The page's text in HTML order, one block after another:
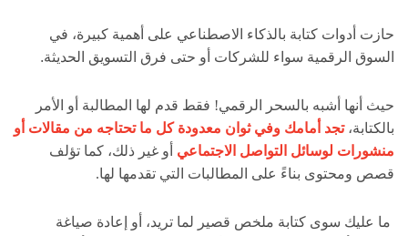
حازت أدوات كتابة بالذكاء الاصطناعي على أهمية كبيرة، في
السوق الرقمية سواء للشركات أو حتى فرق التسويق الحديثة.
حيث أنها أشبه بالسحر الرقمي! فقط قدم لها المطالبة أو الأمر
بالكتابة،تجد أمامك وفي ثوان معدودة كل ما تحتاجه من مقالات أو
منشورات لوسائل التواصل الاجتماعي أو غير ذلك، كما تؤلف
قصص ومحتوى بناءً على المطالبات التي تقدمها لها.
ما عليك سوى كتابة ملخص قصير لما تريد، أو إعادة صياغة